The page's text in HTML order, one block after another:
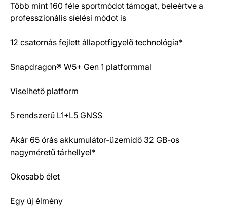
Termék részletek
Több mint 160 féle sportmódot támogat, beleértve a
professzionális síelési módot is
12 csatornás fejlett állapotfigyelő technológia*
Snapdragon® W5+ Gen 1 platformmal
Viselhető platform
5 rendszerű L1+L5 GNSS
Akár 65 órás akkumulátor-üzemidő 32 GB-os
nagyméretű tárhellyel*
Okosabb élet
Egy új élmény